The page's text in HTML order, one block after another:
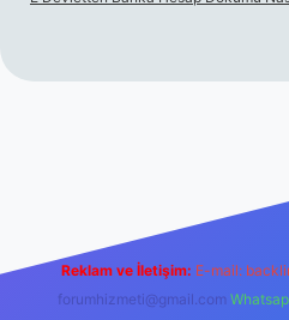
Reklam ve İletişim: E-mail:
forumhizmeti@gmail.com